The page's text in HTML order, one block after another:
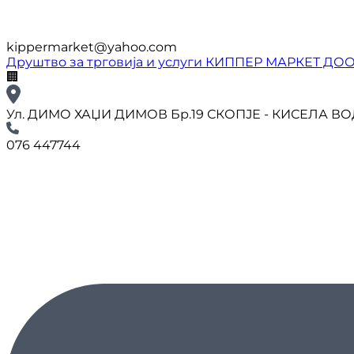
kippermarket@yahoo.com
Друштво за трговија и услуги КИППЕР МАРКЕТ
🏢
Ул. ДИМО ХАЏИ ДИМОВ Бр.19 СКОПЈЕ - КИСЕЛА
076 447744